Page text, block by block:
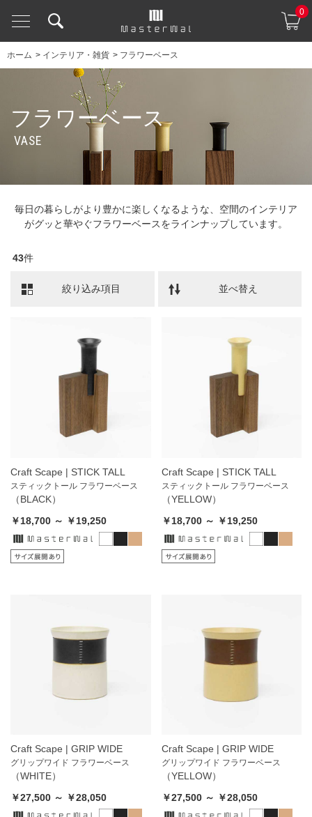
0
ホーム > インテリア・雑貨 > フラワーベース
フラワーベース
VASE
毎日の暮らしがより豊かに楽しくなるような、空間のインテリア
がグッと華やぐフラワーベースをラインナップしています。
43件
絞り込み項目 並べ替え
Craft Scape | STICK TALL
スティックトール フラワーベース
（BLACK）
￥18,700 ～ ￥19,250
Craft Scape | STICK TALL
スティックトール フラワーベース
（YELLOW）
￥18,700 ～ ￥19,250
Craft Scape | GRIP WIDE
グリップワイド フラワーベース
（WHITE）
￥27,500 ～ ￥28,050
Craft Scape | GRIP WIDE
グリップワイド フラワーベース
（YELLOW）
￥27,500 ～ ￥28,050